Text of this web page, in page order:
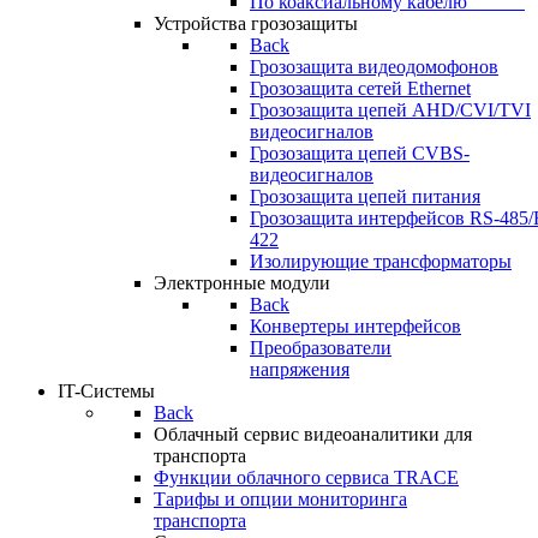
Устройства грозозащиты
Back
Грозозащита видеодомофонов
Грозозащита сетей Ethernet
Грозозащита цепей AHD/CVI/TVI
видеосигналов
Грозозащита цепей CVBS-
видеосигналов
Грозозащита цепей питания
Грозозащита интерфейсов RS-485/
422
Изолирующие трансформаторы
Электронные модули
Back
Конвертеры интерфейсов
Преобразователи
напряжения
IT-Системы
Back
Облачный сервис видеоаналитики для
транспорта
Функции облачного сервиса TRACE
Тарифы и опции мониторинга
транспорта